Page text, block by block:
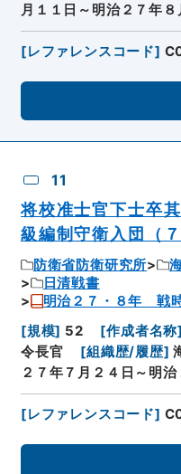
月１１日～明治２７年８
[レファレンスコード]
11
将校准士官下士卒
級編制守衛入団（７
防衛省防衛研究所
日清戦書
明治２７・８年
[規模] 52 [作成者名称]
令長官
[組織歴/履歴]
２７年７月２４日～明
[レファレンスコード]